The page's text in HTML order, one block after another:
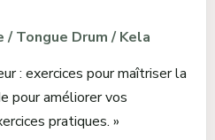
/Tongue Drum/Kela
: exercices pour maîtriser la
pour améliorer vos
pratiques. »